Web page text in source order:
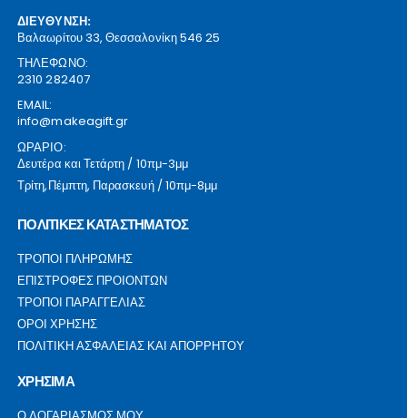
ΔΙΕΥΘΥΝΣΗ:
Βαλαωρίτου 33, Θεσσαλονίκη 546 25
ΤΗΛΕΦΩΝΟ:
2310 282407
EMAIL:
info@makeagift.gr
ΩΡΑΡΙΟ:
Δευτέρα και Τετάρτη / 10πμ-3μμ
Τρίτη,Πέμπτη, Παρασκευή / 10πμ-8μμ
ΠΟΛΙΤΙΚΕΣ ΚΑΤΑΣΤΗΜΑΤΟΣ
ΤΡΟΠΟΙ ΠΛΗΡΩΜΗΣ
ΕΠΙΣΤΡΟΦΕΣ ΠΡΟΙΟΝΤΩΝ
ΤΡΟΠΟΙ ΠΑΡΑΓΓΕΛΙΑΣ
ΟΡΟΙ ΧΡΗΣΗΣ
ΠΟΛΙΤΙΚΗ ΑΣΦΑΛΕΙΑΣ ΚΑΙ ΑΠΟΡΡΗΤΟΥ
ΧΡΗΣΙΜΑ